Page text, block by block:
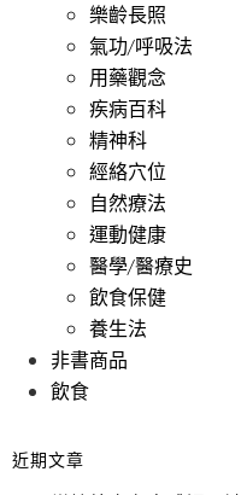
樂齡長照
氣功/呼吸法
用藥觀念
疾病百科
精神科
經絡穴位
自然療法
運動健康
醫學/醫療史
飲食保健
養生法
非書商品
飲食
近期文章